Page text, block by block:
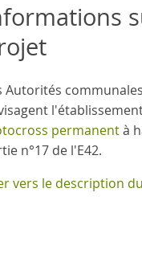
Autorités
permanentà
n°17 de l'E42.
vers le description